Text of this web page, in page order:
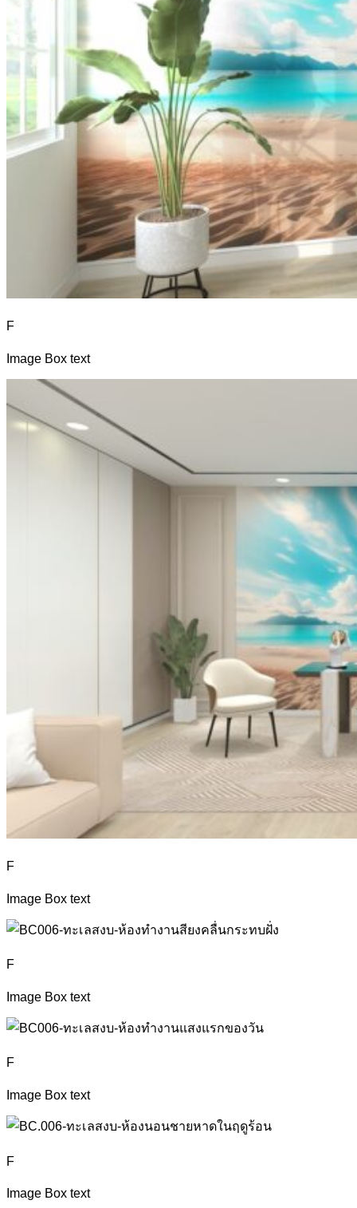
F
Image Box text
F
Image Box text
F
Image Box text
F
Image Box text
F
Image Box text